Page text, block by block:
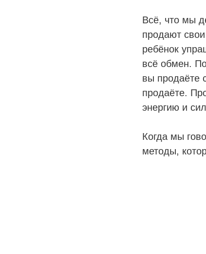
Всё, что мы
продают
ребёнок
всё обмен.
вы продаёте
продаёте.
энергию и
Когда мы
методы,